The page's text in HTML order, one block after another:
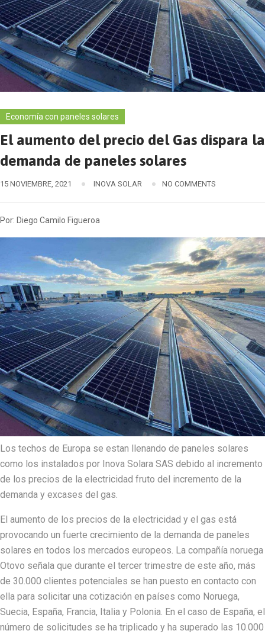
Economía con paneles solares
El aumento del precio del Gas dispara la
demanda de paneles solares
15 NOVIEMBRE, 2021 INOVA SOLAR NO COMMENTS
Por: Diego Camilo Figueroa
Los techos de Europa se estan llenando de paneles solares
como los instalados por Inova Solara SAS debido al incremento
de los precios de la electricidad fruto del incremento de la
demanda y excases del gas.
El aumento de los precios de la electricidad y el gas está
provocando un fuerte crecimiento de la demanda de paneles
solares en todos los mercados europeos. La compañía noruega
Otovo señala que durante el tercer trimestre de este año, más
de 30.000 clientes potenciales se han puesto en contacto con
ella para solicitar una cotización en países como Noruega,
Suecia, España, Francia, Italia y Polonia. En el caso de España, el
número de solicitudes se ha triplicado y ha superado las 10.000